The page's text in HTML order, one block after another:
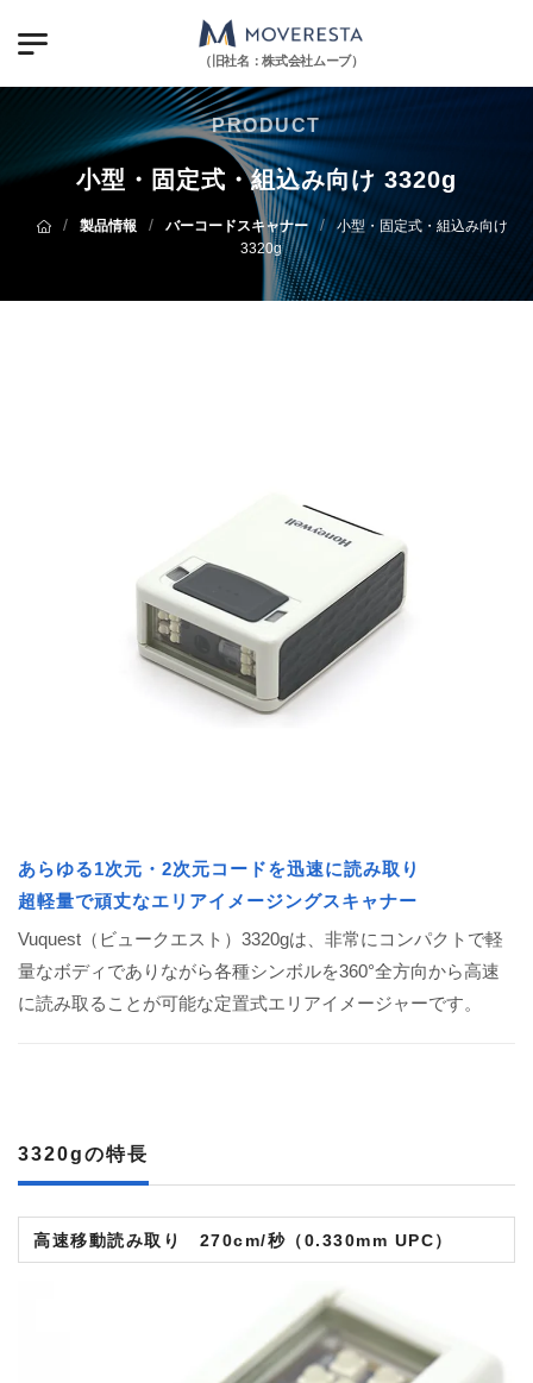
（旧社名：株式会社ムーブ）
PRODUCT
小型・固定式・組込み向け 3320g
/ 製品情報 / バーコードスキャナー /
小型・固定式・組込み向け
3320g
あらゆる1次元・2次元コードを迅速に読み取り
超軽量で頑丈なエリアイメージングスキャナー
Vuquest（ビュークエスト）3320gは、非常にコンパクトで軽
量なボディでありながら各種シンボルを360°全方向から高速
に読み取ることが可能な定置式エリアイメージャーです。
3320gの特長
高速移動読み取り 270cm/秒（0.330mm UPC）